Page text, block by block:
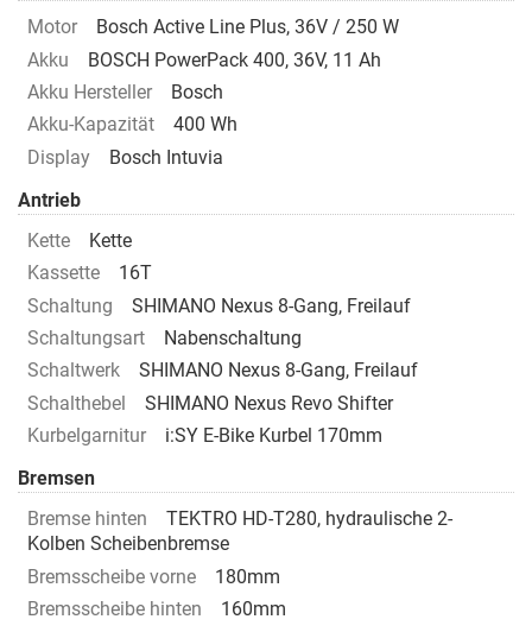
Motor
Bosch Active Line Plus, 36V / 250 W
Akku
BOSCH PowerPack 400, 36V, 11 Ah
Akku Hersteller
Bosch
Akku-Kapazität
400 Wh
Display
Bosch Intuvia
Antrieb
Kette
Kette
Kassette
16T
Schaltung
SHIMANO Nexus 8-Gang, Freilauf
Schaltungsart
Nabenschaltung
Schaltwerk
SHIMANO Nexus 8-Gang, Freilauf
Schalthebel
SHIMANO Nexus Revo Shifter
Kurbelgarnitur
i:SY E-Bike Kurbel 170mm
Bremsen
Bremse hinten
TEKTRO HD-T280, hydraulische 2-
Kolben Scheibenbremse
Bremsscheibe vorne
180mm
Bremsscheibe hinten
160mm